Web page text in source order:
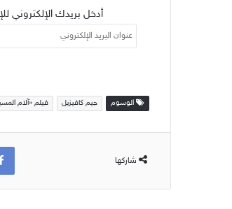
أدخل بريدك الإلكتروني
عنوان
البريد
الوسوم جيم كافيزيل فيلم «آلام
شاركها